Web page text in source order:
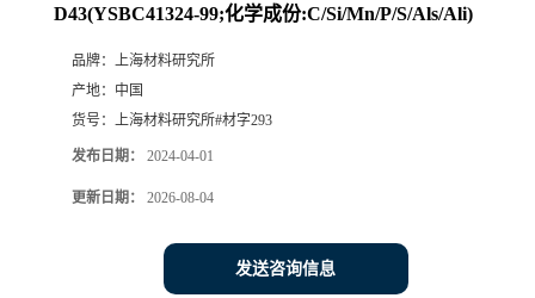
D43(YSBC41324-99;化学成份:C/Si/Mn/P/S/Als/Ali)
品牌： 上海材料研究所
产地： 中国
货号： 上海材料研究所#材字293
发布日期： 2024-04-01
更新日期： 2026-08-04
发送咨询信息